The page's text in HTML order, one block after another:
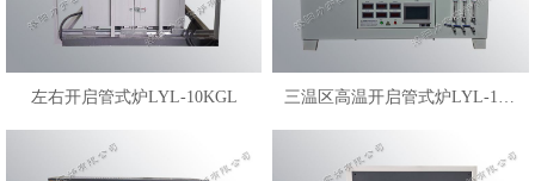
左右开启管式炉LYL-10KGL 三温区高温开启管式炉LYL-18KDG